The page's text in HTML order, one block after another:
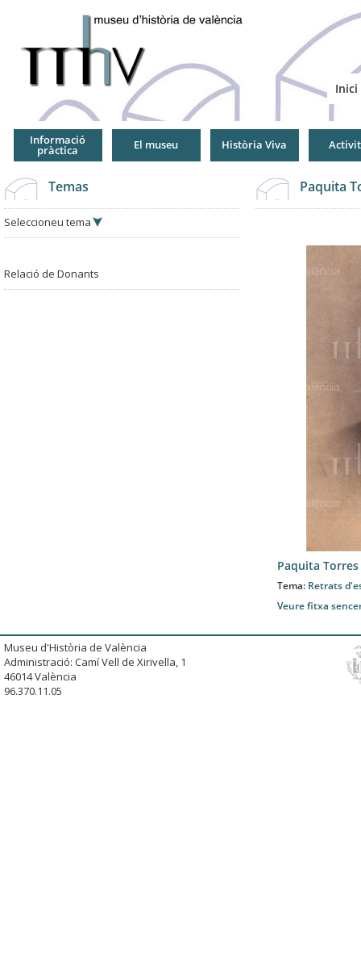
Inici
Informació
pràctica El museu Història Viva
Temas
Seleccioneu tema
Relació de Donants
Paquita
Paquita
Tema: Retrats
Veure fitxa
Museu d'Història de València
Administració: Camí Vell de Xirivella, 1
46014 València
96.370.11.05